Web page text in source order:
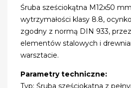
Śruba sześciokątna M12x50
wytrzymałości klasy 8.8,
zgodny z normą DIN 933,
elementów stalowych i
warsztacie.
Parametry techniczne:
Typ: Śruba sześciokątna z